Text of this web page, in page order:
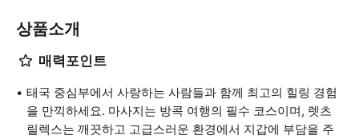
상품소개
매력포인트
태국 중심부에서 사랑하는 사람들과 함께 최고의 힐링 경험
을 만끽하세요. 마사지는 방콕 여행의 필수 코스이며, 렛츠
릴렉스는 깨끗하고 고급스러운 환경에서 지갑에 부담을 주